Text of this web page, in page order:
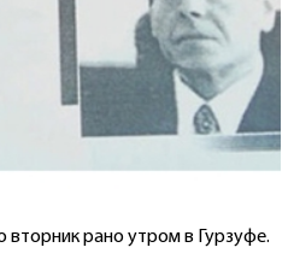
вторник рано утром в Гурзуфе.